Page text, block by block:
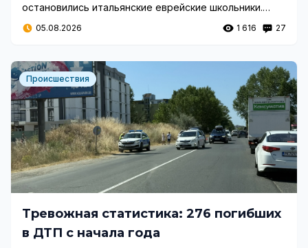
остановились итальянские еврейские школьники.
Инцидент вызвал волну возмущения в итальянских
СМИ и государственных учреждениях.
05.08.2026 1 616 27
Происшествия
Тревожная статистика: 276 погибших
в ДТП с начала года